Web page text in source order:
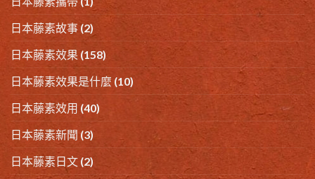
日本藤素故事 (2)
日本藤素效果 (158)
日本藤素效果是什麼 (10)
日本藤素效用 (40)
日本藤素新聞 (3)
日本藤素日文 (2)